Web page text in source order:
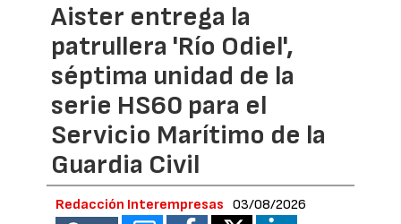
Aister entrega la
patrullera 'Río Odiel',
séptima unidad de la
serie HS60 para el
Servicio Marítimo de la
Guardia Civil
Redacción Interempresas 03/08/2026